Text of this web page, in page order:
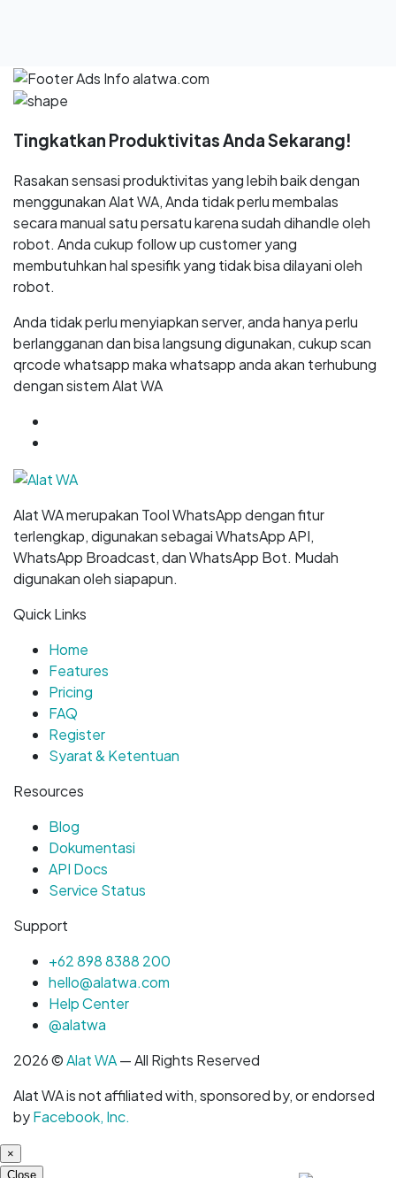
Tingkatkan Produktivitas Anda Sekarang!
Rasakan sensasi produktivitas yang lebih baik dengan
menggunakan Alat WA, Anda tidak perlu membalas
secara manual satu persatu karena sudah dihandle oleh
robot. Anda cukup follow up customer yang
membutuhkan hal spesifik yang tidak bisa dilayani oleh
robot.
Anda tidak perlu menyiapkan server, anda hanya perlu
berlangganan dan bisa langsung digunakan, cukup scan
qrcode whatsapp maka whatsapp anda akan terhubung
dengan sistem Alat WA
Alat WA merupakan Tool WhatsApp dengan fitur
terlengkap, digunakan sebagai WhatsApp API,
WhatsApp Broadcast, dan WhatsApp Bot. Mudah
digunakan oleh siapapun.
Quick Links
Home
Features
Pricing
FAQ
Register
Syarat & Ketentuan
Resources
Blog
Dokumentasi
API Docs
Service Status
Support
+62 898 8388 200
hello@alatwa.com
Help Center
@alatwa
2026 ©Alat WA— All Rights Reserved
Alat WA is not affiliated with, sponsored by, or endorsed
byFacebook, Inc.
×
Close